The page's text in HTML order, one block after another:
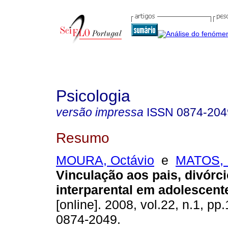
Psicologia
versão impressa ISSN 0874-
Resumo
MOURA, Octávio e
Vinculação aos pais,
interparental em
[online]. 2008, vol.22, n.1,
0874-2049.